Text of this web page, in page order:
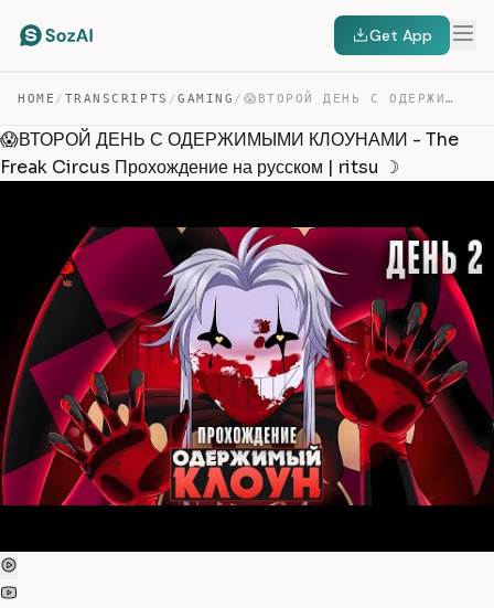
Get App
HOME / TRANSCRIPTS /GAMING / 😱ВТОРОЙ ДЕНЬ С ОДЕРЖИМЫМИ КЛОУНАМИ – THE FREAK CIRCUS П… — TRANSCRIPT
😱ВТОРОЙ ДЕНЬ С ОДЕРЖИМЫМИ КЛОУНАМИ - The
Freak Circus Прохождение на русском | ritsu ☽